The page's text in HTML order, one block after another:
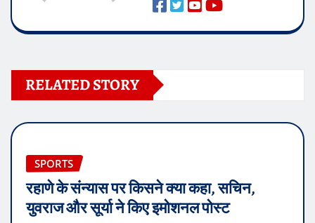
RELATED STORY
SPORTS
रहाणे के संन्यास पर किसने क्या कहा, सचिन,
युवराज और सूर्या ने किए इमोशनल पोस्ट